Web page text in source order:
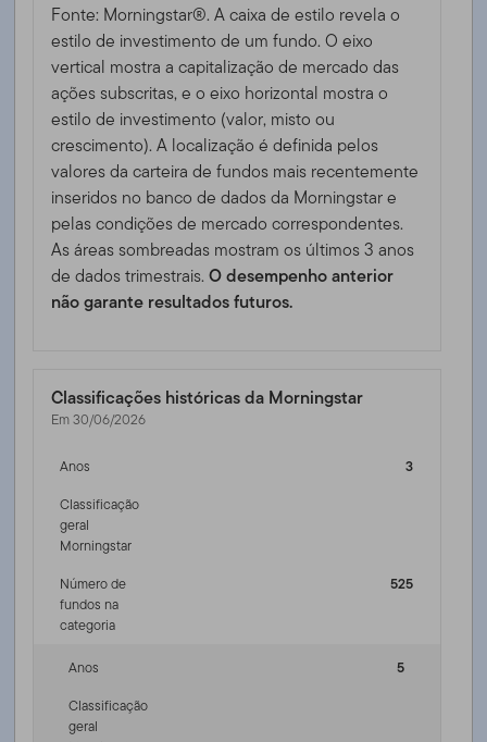
Fonte: Morningstar®. A caixa de estilo revela o
estilo de investimento de um fundo. O eixo
vertical mostra a capitalização de mercado das
ações subscritas, e o eixo horizontal mostra o
estilo de investimento (valor, misto ou
crescimento). A localização é definida pelos
valores da carteira de fundos mais recentemente
inseridos no banco de dados da Morningstar e
pelas condições de mercado correspondentes.
As áreas sombreadas mostram os últimos 3 anos
de dados trimestrais.O desempenho anterior
não garante resultados futuros.
Classificações históricas da Morningstar
Em 30/06/2026
Anos
3
Classificação
geral
Morningstar
Número de
fundos na
categoria
525
Anos
5
Classificação
geral